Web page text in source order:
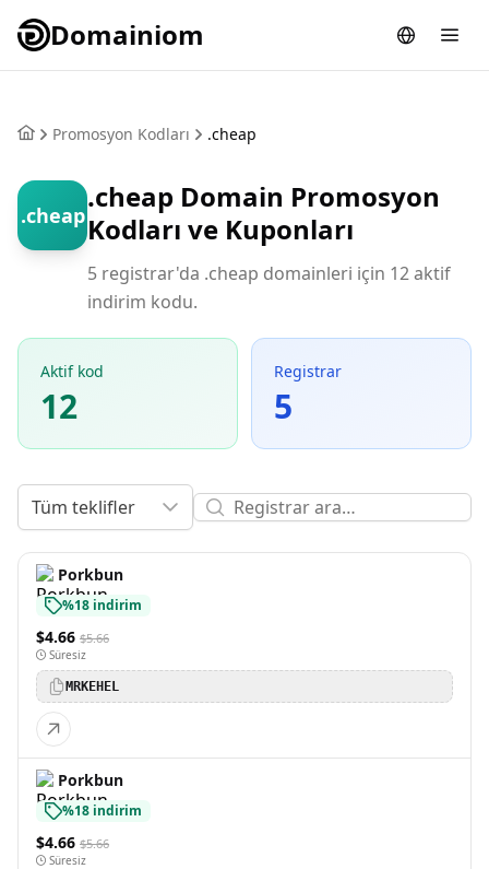
Domainiom
Promosyon Kodları .cheap
.cheap
.cheap Domain Promosyon
Kodları ve Kuponları
5 registrar'da .cheap domainleri için 12 aktif
indirim kodu.
Aktif kod
12
Registrar
5
Tüm teklifler
Porkbun
%18 indirim
$4.66 $5.66
Süresiz
MRKEHEL
Porkbun
%18 indirim
$4.66 $5.66
Süresiz